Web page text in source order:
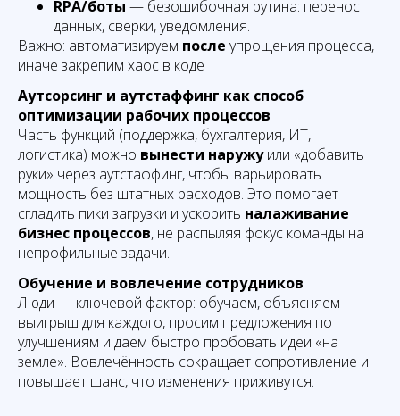
RPA/боты — безошибочная рутина: перенос
данных, сверки, уведомления.
Важно: автоматизируем после упрощения процесса,
иначе закрепим хаос в коде
Аутсорсинг и аутстаффинг как способ
оптимизации рабочих процессов
Часть функций (поддержка, бухгалтерия, ИТ,
логистика) можно вынести наружуили «добавить
руки» через аутстаффинг, чтобы варьировать
мощность без штатных расходов. Это помогает
сгладить пики загрузки и ускорить налаживание
бизнес процессов, не распыляя фокус команды на
непрофильные задачи.
Обучение и вовлечение сотрудников
Люди — ключевой фактор: обучаем, объясняем
выигрыш для каждого, просим предложения по
улучшениям и даём быстро пробовать идеи «на
земле». Вовлечённость сокращает сопротивление и
повышает шанс, что изменения приживутся.